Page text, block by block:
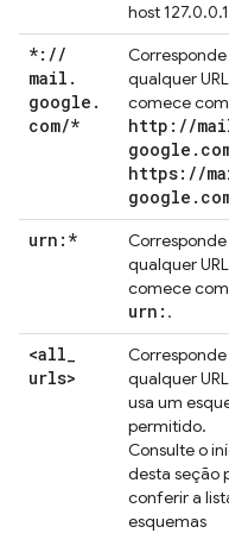
host
*: //
mail .
google .
com/*
Corresponde
qualquer
comece com
http: //
google .
https: //
google .
urn:*
Corresponde
qualquer
comece com
urn: .
<all_
urls>
Corresponde
qualquer
usa um
permitido.
Consulte o
desta seção
conferir a
esquemas